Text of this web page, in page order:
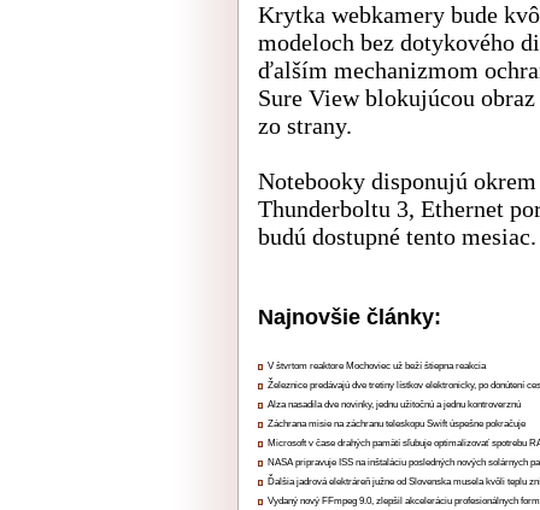
Krytka webkamery bude
modeloch bez dotykového
ďalším mechanizmom
Sure View blokujúcou
zo strany.
Notebooky disponujú
Thunderboltu 3, Ethernet
budú dostupné tento mesiac.
Najnovšie články:
V štvrtom reaktore Mochoviec už beží štiepna reakcia
Železnice predávajú dve tretiny lístkov elektronicky, po donútení
Alza nasadila dve novinky, jednu užitočnú a jednu kontroverznú
Záchrana misie na záchranu teleskopu Swift úspešne pokračuje
Microsoft v čase drahých pamätí sľubuje optimalizovať spotrebu
NASA pripravuje ISS na inštaláciu posledných nových solárnych
Ďalšia jadrová elektráreň južne od Slovenska musela kvôli teplu
Vydaný nový FFmpeg 9.0, zlepšil akceleráciu profesionálnych